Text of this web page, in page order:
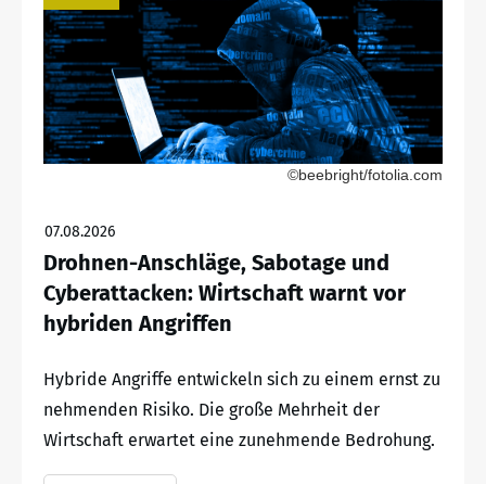
©beebright/fotolia.com
07.08.2026
Drohnen-Anschläge, Sabotage und
Cyberattacken: Wirtschaft warnt vor
hybriden Angriffen
Hybride Angriffe entwickeln sich zu einem ernst zu
nehmenden Risiko. Die große Mehrheit der
Wirtschaft erwartet eine zunehmende Bedrohung.